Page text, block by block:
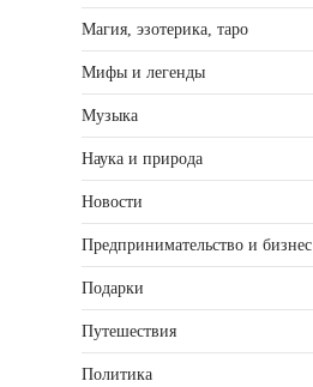
Магия, эзотерика, таро
Мифы и легенды
Музыка
Наука и природа
Новости
Предпринимательство и бизнес
Подарки
Путешествия
Политика